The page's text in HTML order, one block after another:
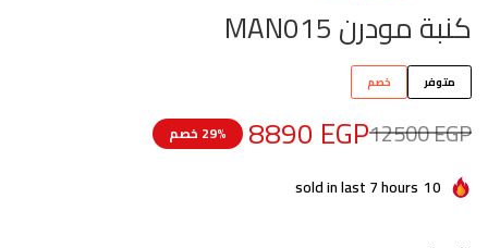
كنبة مودرن MAN015
متوفر خصم
12500EGP
8890 EGP 29% خصم
10
sold in last 7 hours